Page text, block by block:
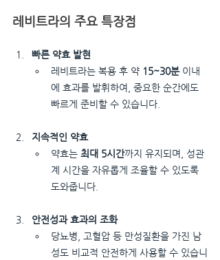
레비트라의 주요 특장점
빠른 약효 발현
레비트라는 복용 후 약 15~30분 이내
에 효과를 발휘하여, 중요한 순간에도
빠르게 준비할 수 있습니다.
지속적인 약효
약효는 최대 5시간까지 유지되며, 성관
계 시간을 자유롭게 조율할 수 있도록
도와줍니다.
안전성과 효과의 조화
당뇨병, 고혈압 등 만성질환을 가진 남
성도 비교적 안전하게 사용할 수 있습니